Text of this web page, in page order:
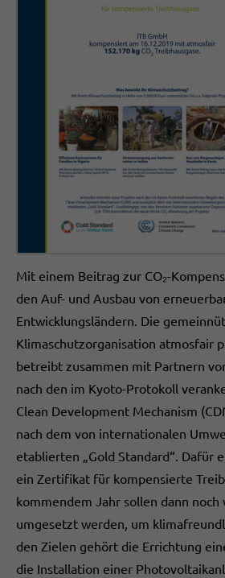
Mit einem Beitrag zur CO₂-
den Auf- und Ausbau von
Entwicklungsländern. Die
Klimaschutzorganisation atmosfair
betreibt zusammen mit Partnern
nach den im Kyoto-Protokoll
Clean Development Mechanism
nach dem von internationalen
etablierten „Gold Standard“. Dafür
ein Zertifikat für kompensierte
kommendem Jahr sollen dann
umgesetzt werden, um
den Zielen gehört die Errichtung
die Installation einer